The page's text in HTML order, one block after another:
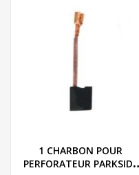
1 CHARBON POUR
PERFORATEUR PARKSIDE